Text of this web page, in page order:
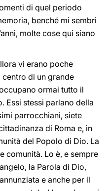
di quel periodo
benché mi sembri
molte cose qui siano
vi erano poche
di un grande
ormai tutto il
Essi stessi parlano della
parrocchiani, siete
di Roma e, in
del Popolo di Dio. La
comunità. Lo è, e sempre
la Parola di Dio,
e anche per il